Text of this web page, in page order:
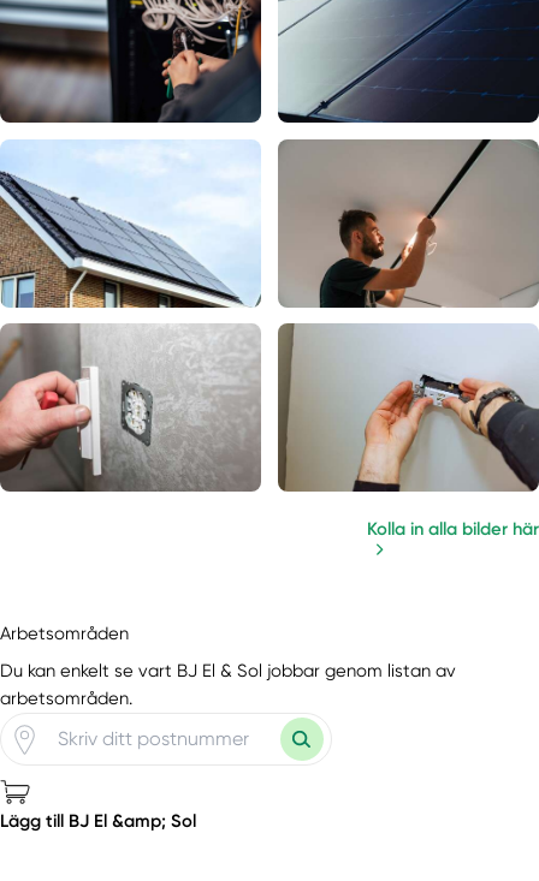
Kolla in alla bilder här
Arbetsområden
Du kan enkelt se vart BJ El & Sol jobbar genom listan av
arbetsområden.
Lägg till BJ El &amp; Sol